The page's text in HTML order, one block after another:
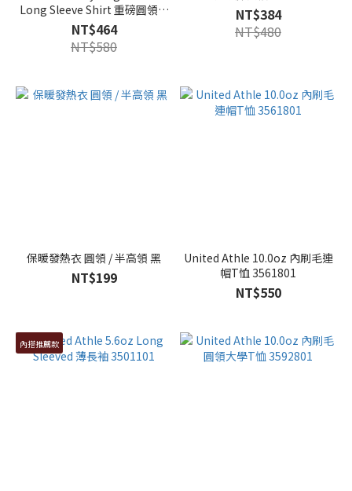
Long Sleeve Shirt 重磅圓領長
TEE 3色
NT$464
NT$580
NT$384
NT$480
保暖發熱衣 圓領 / 半高領 黑
NT$199
United Athle 10.0oz 內刷毛連
帽T恤 3561801
NT$550
內搭推薦款